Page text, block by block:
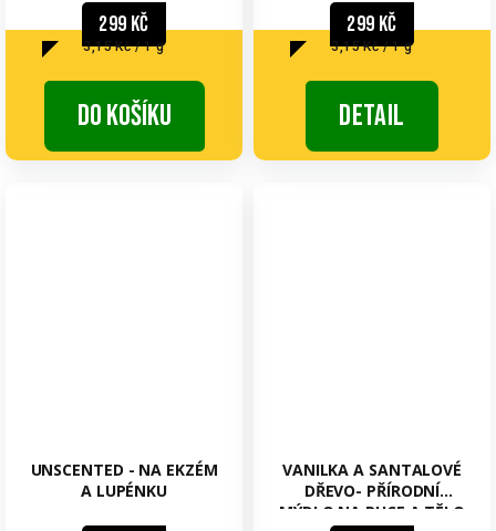
299 Kč
Měrná
3,15 Kč / 1 g
Do košíku
299 Kč
Měrná
3,15 Kč / 1 g
Detail
UNSCENTED - NA EKZÉM
A LUPÉNKU
VANILKA A SANTALOVÉ
DŘEVO- PŘÍRODNÍ
MÝDLO NA RUCE A TĚLO